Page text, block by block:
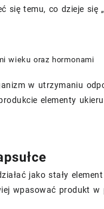
się temu, co dzieje się
wieku oraz hormonami
w utrzymaniu
elementy
jako stały
wpasować produkt